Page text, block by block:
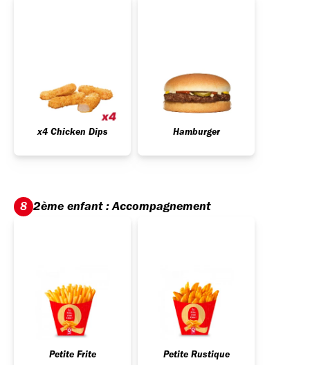
x4 Chicken Dips Hamburger
8 2ème enfant : Accompagnement
Petite Frite Petite Rustique